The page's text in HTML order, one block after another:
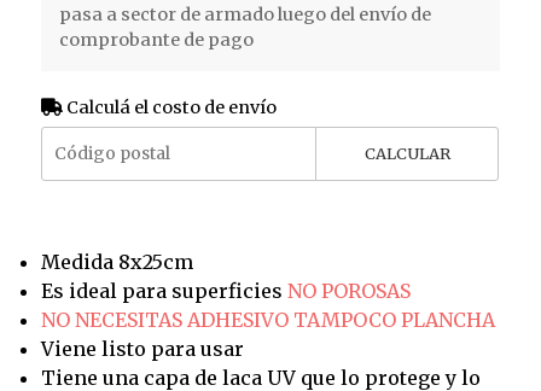
pasa a sector de armado luego del envío de
comprobante de pago
Calculá el costo de envío
CALCULAR
Medida 8x25cm
Es ideal para superficies NO POROSAS
NO NECESITAS ADHESIVO TAMPOCO PLANCHA
Viene listo para usar
Tiene una capa de laca UV que lo protege y lo